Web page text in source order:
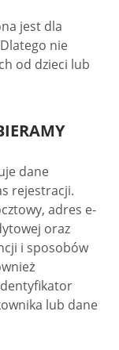
jest dla
nie
od dzieci lub
dane
rejestracji.
adres e-
oraz
i sposobów
lub dane